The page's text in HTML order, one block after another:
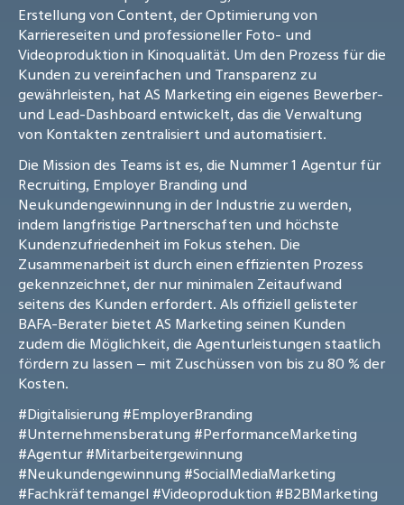
Erstellung von Content, der Optimierung von
Karriereseiten und professioneller Foto- und
Videoproduktion in Kinoqualität. Um den Prozess für die
Kunden zu vereinfachen und Transparenz zu
gewährleisten, hat AS Marketing ein eigenes Bewerber-
und Lead-Dashboard entwickelt, das die Verwaltung
von Kontakten zentralisiert und automatisiert.
Die Mission des Teams ist es, die Nummer 1 Agentur für
Recruiting, Employer Branding und
Neukundengewinnung in der Industrie zu werden,
indem langfristige Partnerschaften und höchste
Kundenzufriedenheit im Fokus stehen. Die
Zusammenarbeit ist durch einen effizienten Prozess
gekennzeichnet, der nur minimalen Zeitaufwand
seitens des Kunden erfordert. Als offiziell gelisteter
BAFA-Berater bietet AS Marketing seinen Kunden
zudem die Möglichkeit, die Agenturleistungen staatlich
fördern zu lassen – mit Zuschüssen von bis zu 80 % der
Kosten.
#Digitalisierung #EmployerBranding
#Unternehmensberatung #PerformanceMarketing
#Agentur #Mitarbeitergewinnung
#Neukundengewinnung #SocialMediaMarketing
#Fachkräftemangel #Videoproduktion #B2BMarketing